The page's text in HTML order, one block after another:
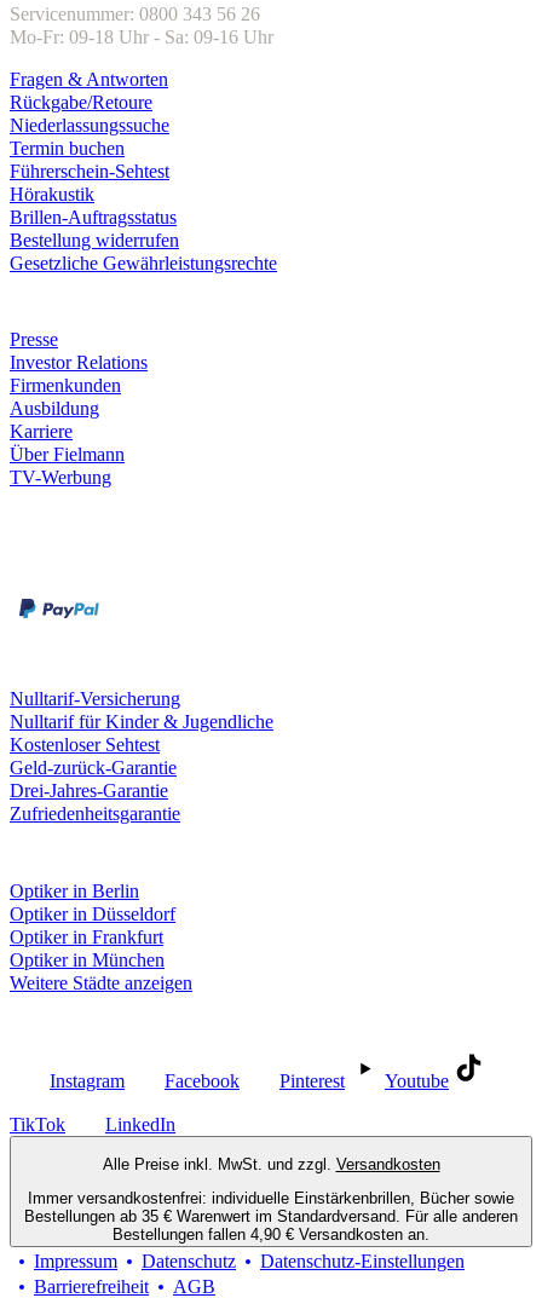
Servicenummer: 0800 343 56 26
Mo-Fr: 09-18 Uhr - Sa: 09-16 Uhr
Fragen & Antworten
Rückgabe/Retoure
Niederlassungssuche
Termin buchen
Führerschein-Sehtest
Hörakustik
Brillen-Auftragsstatus
Bestellung widerrufen
Gesetzliche Gewährleistungsrechte
Presse
Investor Relations
Firmenkunden
Ausbildung
Karriere
Über Fielmann
TV-Werbung
Nulltarif-Versicherung
Nulltarif für Kinder & Jugendliche
Kostenloser Sehtest
Geld-zurück-Garantie
Drei-Jahres-Garantie
Zufriedenheitsgarantie
Optiker in Berlin
Optiker in Düsseldorf
Optiker in Frankfurt
Optiker in München
Weitere Städte anzeigen
Instagram Facebook Pinterest Youtube
TikTok LinkedIn
Alle Preise inkl. MwSt. und zzgl. Versandkosten
Immer versandkostenfrei: individuelle Einstärkenbrillen, Bücher sowie
Bestellungen ab 35 € Warenwert im Standardversand. Für alle anderen
Bestellungen fallen 4,90 € Versandkosten an.
Impressum Datenschutz
Datenschutz-Einstellungen
Barrierefreiheit
AGB